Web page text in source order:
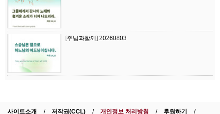
[주님과함께] 20260803
사이트소개 저작권(CCL) 개인정보 처리방침 후원하기